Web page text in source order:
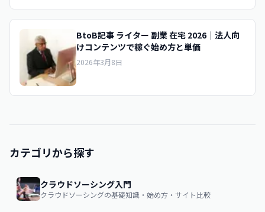
BtoB記事 ライター 副業 在宅 2026｜法人向
けコンテンツで稼ぐ始め方と単価
2026年3月8日
カテゴリから探す
クラウドソーシング入門
クラウドソーシングの基礎知識・始め方・サイト比較